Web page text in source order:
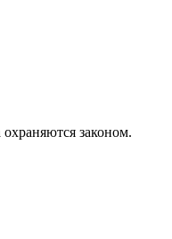
законом.